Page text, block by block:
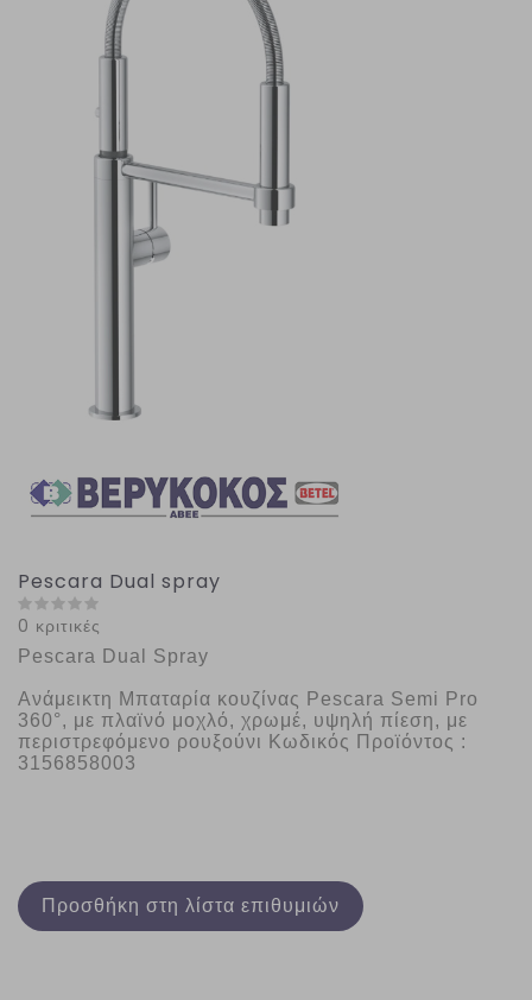
Pescara Dual spray
0 κριτικές
Pescara Dual Spray
Ανάμεικτη Μπαταρία κουζίνας Pescara Semi Pro
360°, με πλαϊνό μοχλό, χρωμέ, υψηλή πίεση, με
περιστρεφόμενο ρουξούνι Κωδικός Προϊόντος :
3156858003
Προσθήκη στη λίστα επιθυμιών